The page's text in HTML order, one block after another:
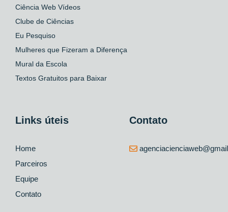
Ciência Web Vídeos
Clube de Ciências
Eu Pesquiso
Mulheres que Fizeram a Diferença
Mural da Escola
Textos Gratuitos para Baixar
Links úteis
Home
Parceiros
Equipe
Contato
Contato